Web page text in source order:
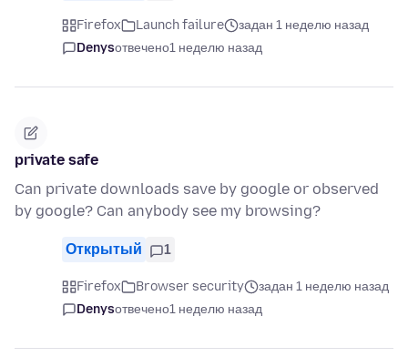
Firefox Launch failure
задан 1 неделю назад
Denysотвечено1 неделю назад
private safe
Can private downloads save by google or observed
by google? Can anybody see my browsing?
Открытый 1
Firefox Browser security
задан 1 неделю назад
Denysотвечено1 неделю назад